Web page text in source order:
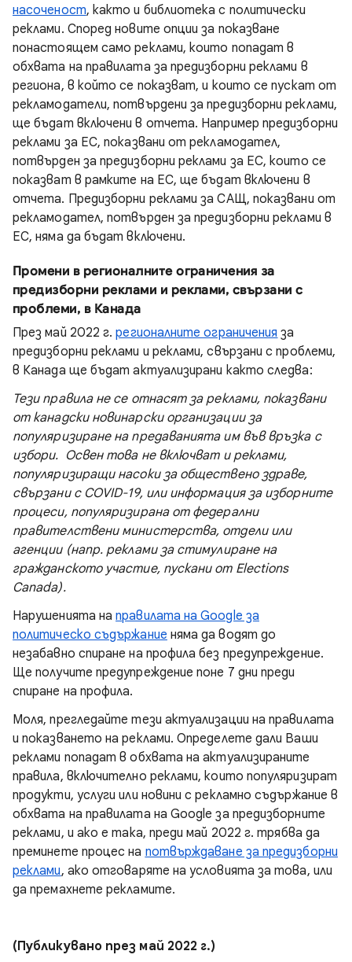
насоченост, както и библиотека с политически
реклами. Според новите опции за показване
понастоящем само реклами, които попадат в
обхвата на правилата за предизборни реклами в
региона, в който се показват, и които се пускат от
рекламодатели, потвърдени за предизборни реклами,
ще бъдат включени в отчета. Например предизборни
реклами за ЕС, показвани от рекламодател,
потвърден за предизборни реклами за ЕС, които се
показват в рамките на ЕС, ще бъдат включени в
отчета. Предизборни реклами за САЩ, показвани от
рекламодател, потвърден за предизборни реклами в
ЕС, няма да бъдат включени.
Промени в регионалните ограничения за
предизборни реклами и реклами, свързани с
проблеми, в Канада
През май 2022 г.регионалните ограничения за
предизборни реклами и реклами, свързани с проблеми,
в Канада ще бъдат актуализирани както следва:
Тези правила не се отнасят за реклами, показвани
от канадски новинарски организации за
популяризиране на предаванията им във връзка с
избори. Освен това не включват и реклами,
популяризиращи насоки за обществено здраве,
свързани с COVID-19, или информация за изборните
процеси, популяризирана от федерални
правителствени министерства, отдели или
агенции (напр. реклами за стимулиране на
гражданското участие, пускани от Elections
Canada).
Нарушенията направилата на Google за
политическо съдържание няма да водят до
незабавно спиране на профила без предупреждение.
Ще получите предупреждение поне 7 дни преди
спиране на профила.
Моля, прегледайте тези актуализации на правилата
и показването на реклами. Определете дали Ваши
реклами попадат в обхвата на актуализираните
правила, включително реклами, които популяризират
продукти, услуги или новини с рекламно съдържание в
обхвата на правилата на Google за предизборните
реклами, и ако е така, преди май 2022 г. трябва да
преминете процес на потвърждаване за предизборни
реклами, ако отговаряте на условията за това, или
да премахнете рекламите.
(Публикувано през май 2022 г.)